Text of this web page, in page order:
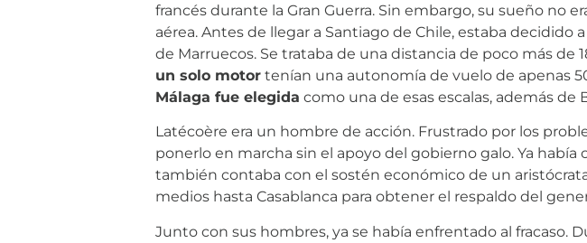
francés durante la Gran Guerra. Sin embargo, su sueño no
aérea. Antes de llegar a Santiago de Chile, estaba decidido
de Marruecos. Se trataba de una distancia de poco más de
un solo motor tenían una autonomía de vuelo de apenas
Málaga fue elegida como una de esas escalas, además de
Latécoère era un hombre de acción. Frustrado por los
ponerlo en marcha sin el apoyo del gobierno galo. Ya
también contaba con el sostén económico de un
medios hasta Casablanca para obtener el respaldo del
Junto con sus hombres, ya se había enfrentado al fracaso.